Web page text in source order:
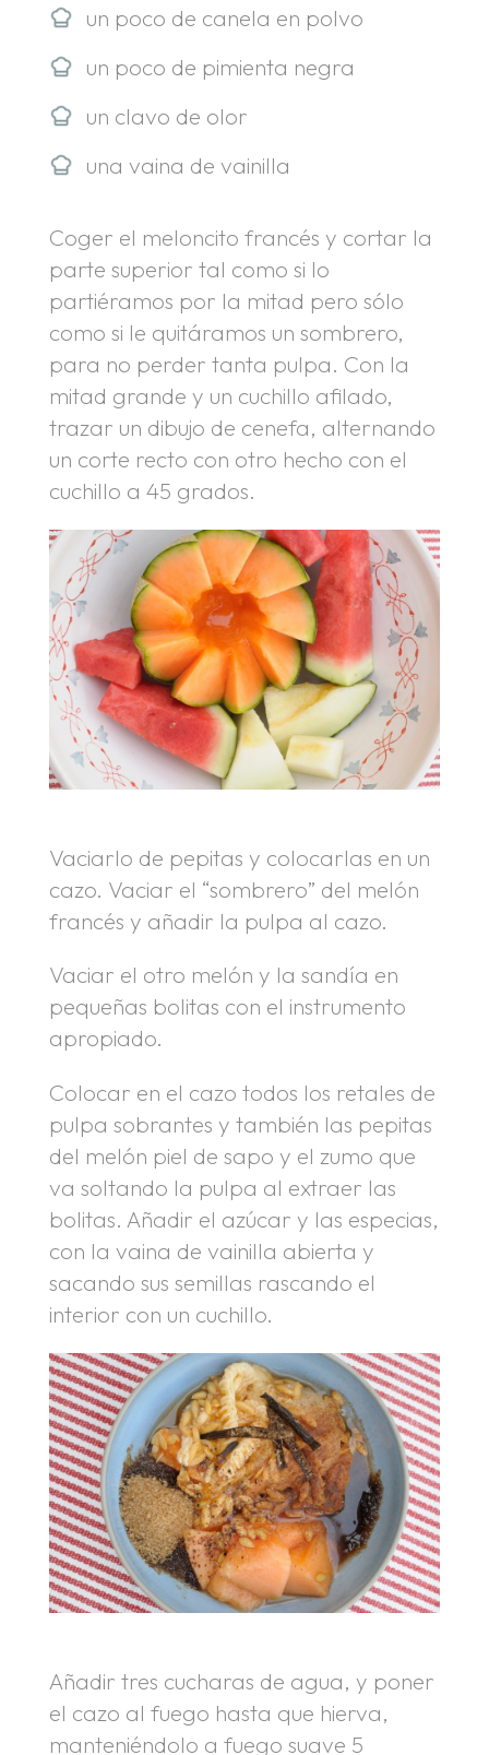
un poco de canela en polvo
un poco de pimienta negra
un clavo de olor
una vaina de vainilla
Coger el meloncito francés y cortar la
parte superior tal como si lo
partiéramos por la mitad pero sólo
como si le quitáramos un sombrero,
para no perder tanta pulpa. Con la
mitad grande y un cuchillo afilado,
trazar un dibujo de cenefa, alternando
un corte recto con otro hecho con el
cuchillo a 45 grados.
Vaciarlo de pepitas y colocarlas en un
cazo. Vaciar el “sombrero” del melón
francés y añadir la pulpa al cazo.
Vaciar el otro melón y la sandía en
pequeñas bolitas con el instrumento
apropiado.
Colocar en el cazo todos los retales de
pulpa sobrantes y también las pepitas
del melón piel de sapo y el zumo que
va soltando la pulpa al extraer las
bolitas. Añadir el azúcar y las especias,
con la vaina de vainilla abierta y
sacando sus semillas rascando el
interior con un cuchillo.
Añadir tres cucharas de agua, y poner
el cazo al fuego hasta que hierva,
manteniéndolo a fuego suave 5